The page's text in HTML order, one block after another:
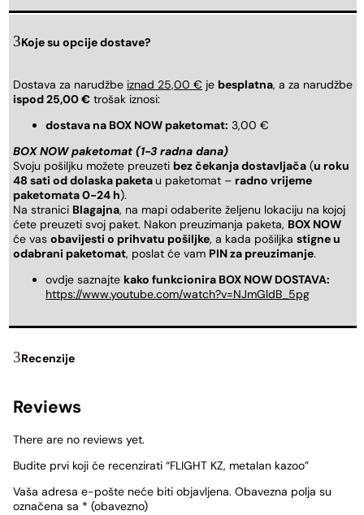
Koje su opcije dostave?
Dostava za narudžbe iznad 25,00 € je besplatna, a za narudžbe
ispod 25,00 € trošak iznosi:
dostava na BOX NOW paketomat: 3,00 €
BOX NOW paketomat (1-3 radna dana)
Svoju pošiljku možete preuzeti bez čekanja dostavljača (u roku
48 sati od dolaska paketau paketomat – radno vrijeme
paketomata 0-24 h).
Na stranici Blagajna, na mapi odaberite željenu lokaciju na kojoj
ćete preuzeti svoj paket. Nakon preuzimanja paketa, BOX NOW
će vas obavijesti o prihvatu pošiljke, a kada pošiljka stigne u
odabrani paketomat, poslat će vam PIN za preuzimanje.
ovdje saznajte kako funkcionira BOX NOW DOSTAVA:
https://www.youtube.com/watch?v=NJmGldB_5pg
Recenzije
Reviews
There are no reviews yet.
Budite prvi koji će recenzirati “FLIGHT KZ, metalan kazoo”
Vaša adresa e-pošte neće biti objavljena. Obavezna polja su
označena sa * (obavezno)